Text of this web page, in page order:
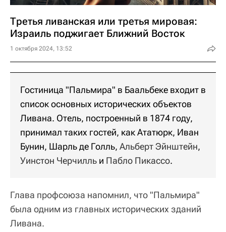
Третья ливанская или третья мировая:
Израиль поджигает Ближний Восток
1 октября 2024, 13:52
Гостиница "Пальмира" в Баальбеке входит в
список основных исторических объектов
Ливана. Отель, построенный в 1874 году,
принимал таких гостей, как Ататюрк, Иван
Бунин, Шарль де Голль, Альберт Эйнштейн,
Уинстон Черчилль и Пабло Пикассо.
Глава профсоюза напомнил, что "Пальмира"
была одним из главных исторических зданий
Ливана.